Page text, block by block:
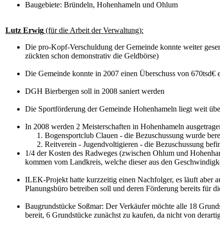
Baugebiete: Bründeln, Hohenhameln und Ohlum
Lutz Erwig (für die Arbeit der Verwaltung):
Die pro-Kopf-Verschuldung der Gemeinde konnte weiter
zückten schon demonstrativ die Geldbörse)
Die Gemeinde konnte in 2007 einen Überschuss von
DGH Bierbergen soll in 2008 saniert werden
Die Sportförderung der Gemeinde Hohenhameln liegt weit
In 2008 werden 2 Meisterschaften in Hohenhameln
Bogensportclub Clauen - die Bezuschussung wurde
Reitverein - Jugendvoltigieren - die Bezuschussung
1/4 der Kosten des Radweges (zwischen Ohlum und
kommen vom Landkreis, welche dieser aus den
ILEK-Projekt hatte kurzzeitig einen Nachfolger, es läuft aber
Planungsbüro betreiben soll und deren Förderung bereits für
Baugrundstücke Soßmar: Der Verkäufer möchte alle 18
bereit, 6 Grundstücke zunächst zu kaufen, da nicht von